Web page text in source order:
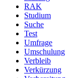
RAK
Studium
Suche
Test
Umfrage
Umschulung
Verbleib
Verkürzung